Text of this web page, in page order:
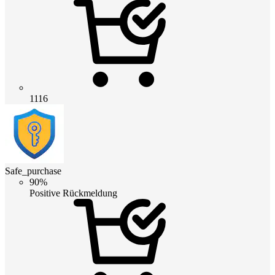
1116
Safe_purchase
90%
Positive Rückmeldung